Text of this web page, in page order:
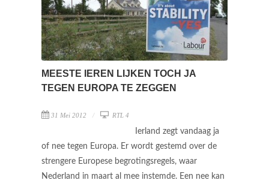
MEESTE IEREN LIJKEN TOCH JA
TEGEN EUROPA TE ZEGGEN
31 Mei 2012 RTL 4
Ierland zegt vandaag ja
of nee tegen Europa. Er wordt gestemd over de
strengere Europese begrotingsregels, waar
Nederland in maart al mee instemde. Een nee kan